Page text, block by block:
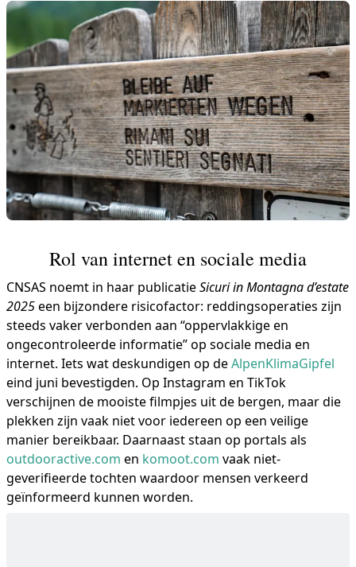
Rol van internet en sociale media
CNSAS noemt in haar publicatieSicuri in Montagna d’estate
2025een bijzondere risicofactor: reddingsoperaties zijn
steeds vaker verbonden aan “oppervlakkige en
ongecontroleerde informatie” op sociale media en
internet. Iets wat deskundigen op deAlpenKlimaGipfel
eind juni bevestigden. Op Instagram en TikTok
verschijnen de mooiste filmpjes uit de bergen, maar die
plekken zijn vaak niet voor iedereen op een veilige
manier bereikbaar. Daarnaast staan op portals als
outdooractive.com en komoot.com vaak niet-
geverifieerde tochten waardoor mensen verkeerd
geïnformeerd kunnen worden.